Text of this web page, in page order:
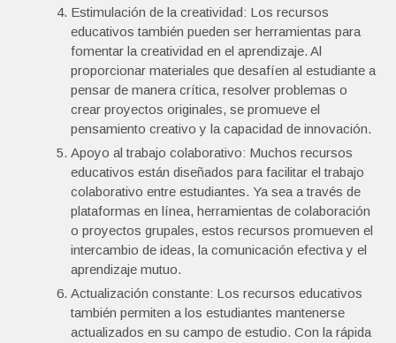
Estimulación de la creatividad: Los recursos
educativos también pueden ser herramientas para
fomentar la creatividad en el aprendizaje. Al
proporcionar materiales que desafíen al estudiante a
pensar de manera crítica, resolver problemas o
crear proyectos originales, se promueve el
pensamiento creativo y la capacidad de innovación.
Apoyo al trabajo colaborativo: Muchos recursos
educativos están diseñados para facilitar el trabajo
colaborativo entre estudiantes. Ya sea a través de
plataformas en línea, herramientas de colaboración
o proyectos grupales, estos recursos promueven el
intercambio de ideas, la comunicación efectiva y el
aprendizaje mutuo.
Actualización constante: Los recursos educativos
también permiten a los estudiantes mantenerse
actualizados en su campo de estudio. Con la rápida